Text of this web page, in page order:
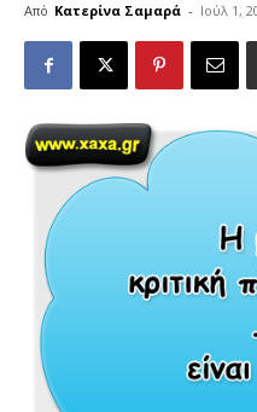
Από Κατερίνα Σαμαρά - Ιούλ 1,